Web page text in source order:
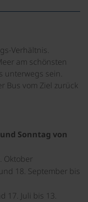
Verhältnis.
am schönsten
unterwegs sein.
Bus vom Ziel zurück
Sonntag von
Oktober
18. September bis
17. Juli bis 13.